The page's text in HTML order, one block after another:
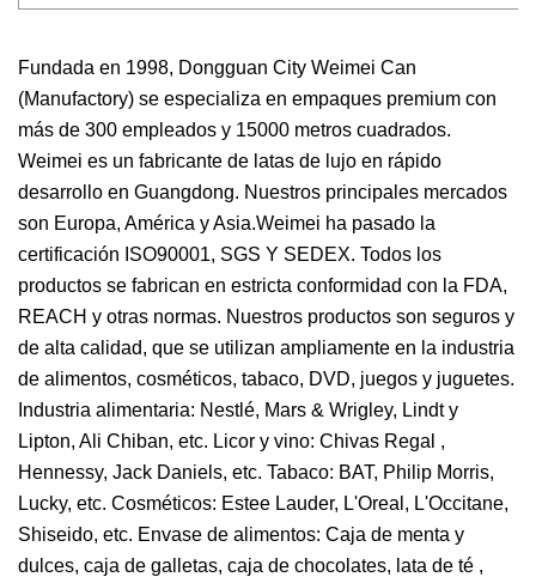
Fundada en 1998, Dongguan City Weimei Can
(Manufactory) se especializa en empaques premium con
más de 300 empleados y 15000 metros cuadrados.
Weimei es un fabricante de latas de lujo en rápido
desarrollo en Guangdong. Nuestros principales mercados
son Europa, América y Asia.Weimei ha pasado la
certificación ISO90001, SGS Y SEDEX. Todos los
productos se fabrican en estricta conformidad con la FDA,
REACH y otras normas. Nuestros productos son seguros y
de alta calidad, que se utilizan ampliamente en la industria
de alimentos, cosméticos, tabaco, DVD, juegos y juguetes.
Industria alimentaria: Nestlé, Mars & Wrigley, Lindt y
Lipton, Ali Chiban, etc. Licor y vino: Chivas Regal ,
Hennessy, Jack Daniels, etc. Tabaco: BAT, Philip Morris,
Lucky, etc. Cosméticos: Estee Lauder, L'Oreal, L'Occitane,
Shiseido, etc. Envase de alimentos: Caja de menta y
dulces, caja de galletas, caja de chocolates, lata de té ,